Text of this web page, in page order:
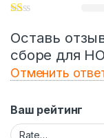
Оставь
сборе для
Отменить
Ваш рейтинг